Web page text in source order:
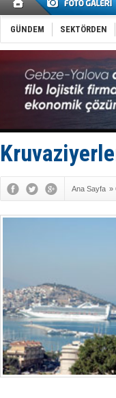
GÜNDEM SEKTÖRDEN
Ana Sayfa »